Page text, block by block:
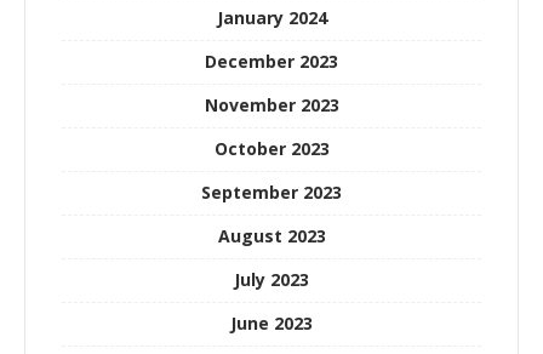
January 2024
December 2023
November 2023
October 2023
September 2023
August 2023
July 2023
June 2023